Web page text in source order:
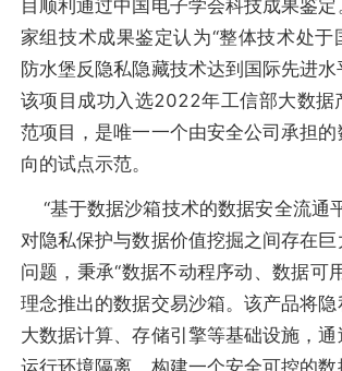
目顺利通过中国电子学会科技成果鉴
家组技术成果鉴定认为“整体技术处于
防水堡反隐私隐藏技术达到国际先进水
该项目成功入选2022年工信部大数据
范项目，是唯一一个由安全公司承担
向的试点示范。
“基于数据沙箱技术的数据安全流通
对隐私保护与数据价值挖掘之间存在
问题，秉承“数据不动程序动、数据可
理念推出的数据交易沙箱。该产品将隐
大数据计算、存储引擎等基础设施，
运行环境隔离，构建一个安全可控的